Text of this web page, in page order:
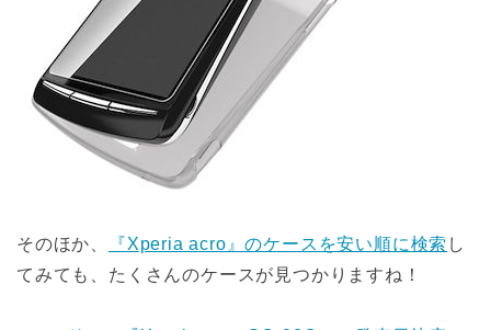
そのほか、 『Xperia acro』のケースを安い順に検索 し
てみても、たくさんのケースが見つかりますね！